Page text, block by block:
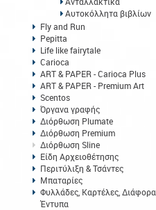
Αυτοκόλλητα βιβλίων
Fly and Run
Pepitta
Life like fairytale
Carioca
ART & PAPER - Carioca Plus
ART & PAPER - Premium Art
Scentos
Όργανα γραφής
Διόρθωση Plumate
Διόρθωση Premium
Διόρθωση Sline
Είδη Αρχειοθέτησης
Περιτύλιξη & Τσάντες
Μπαταρίες
Φυλλάδες, Καρτέλες, Διάφορα
Έντυπα